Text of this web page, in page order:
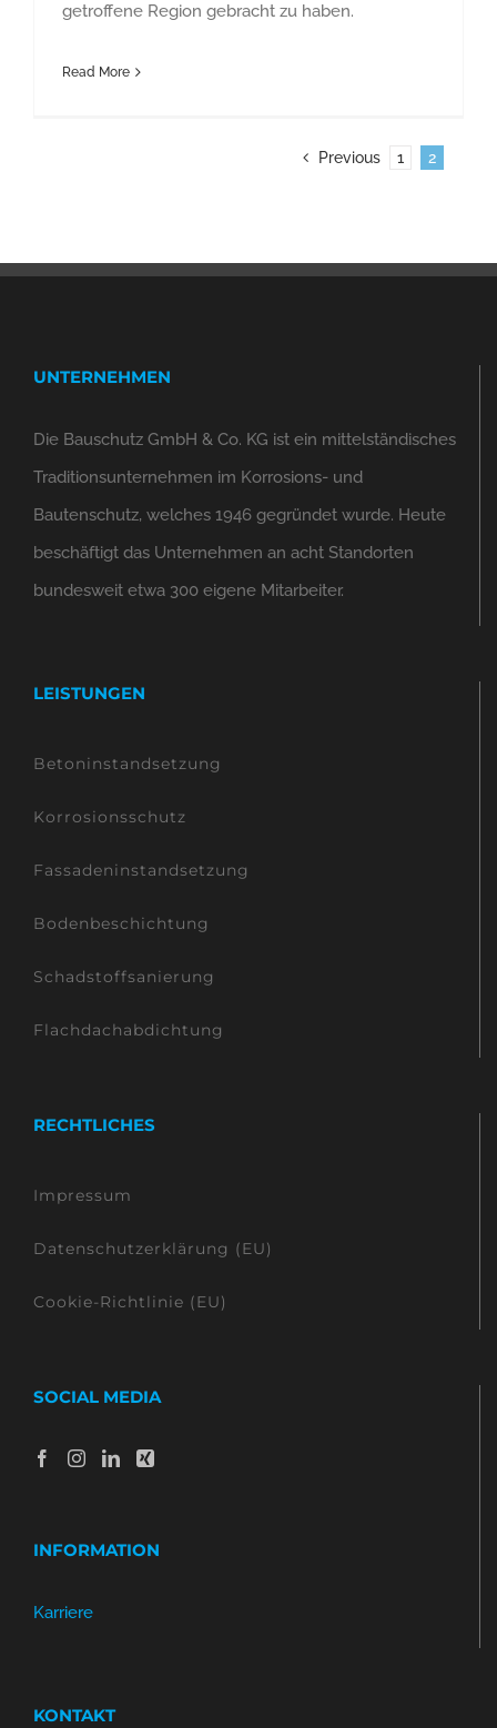
getroffene Region gebracht zu haben.
Read More
Previous 1 2
UNTERNEHMEN
Die Bauschutz GmbH & Co. KG ist ein mittelständisches
Traditionsunternehmen im Korrosions- und
Bautenschutz, welches 1946 gegründet wurde. Heute
beschäftigt das Unternehmen an acht Standorten
bundesweit etwa 300 eigene Mitarbeiter.
LEISTUNGEN
Betoninstandsetzung
Korrosionsschutz
Fassadeninstandsetzung
Bodenbeschichtung
Schadstoffsanierung
Flachdachabdichtung
RECHTLICHES
Impressum
Datenschutzerklärung (EU)
Cookie-Richtlinie (EU)
SOCIAL MEDIA
INFORMATION
Karriere
KONTAKT